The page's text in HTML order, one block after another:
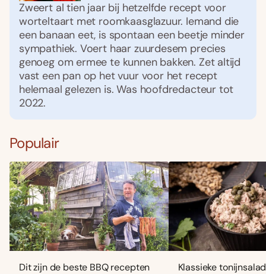
Zweert al tien jaar bij hetzelfde recept voor
worteltaart met roomkaasglazuur. Iemand die
een banaan eet, is spontaan een beetje minder
sympathiek. Voert haar zuurdesem precies
genoeg om ermee te kunnen bakken. Zet altijd
vast een pan op het vuur voor het recept
helemaal gelezen is. Was hoofdredacteur tot
2022.
Populair
Dit zijn de beste BBQ recepten
Klassieke